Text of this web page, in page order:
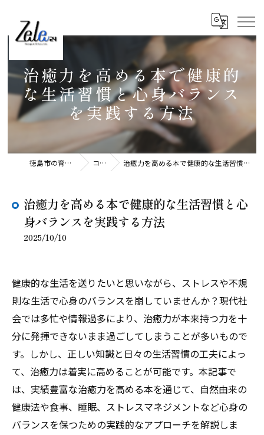
治癒力を高める本で健康的
な生活習慣と心身バランス
を実践する方法
徳島市の育毛ならZele24 コラム 治癒力を高める本で健康的な生活習慣と心身バランスを実践する方法
治癒力を高める本で健康的な生活習慣と心
身バランスを実践する方法
2025/10/10
健康的な生活を送りたいと思いながら、ストレスや不規
則な生活で心身のバランスを崩していませんか？現代社
会では多忙や情報過多により、治癒力が本来持つ力を十
分に発揮できないまま過ごしてしまうことが多いもので
す。しかし、正しい知識と日々の生活習慣の工夫によっ
て、治癒力は着実に高めることが可能です。本記事で
は、実績豊富な治癒力を高める本を通じて、自然由来の
健康法や食事、睡眠、ストレスマネジメントなど心身の
バランスを保つための実践的なアプローチを解説しま